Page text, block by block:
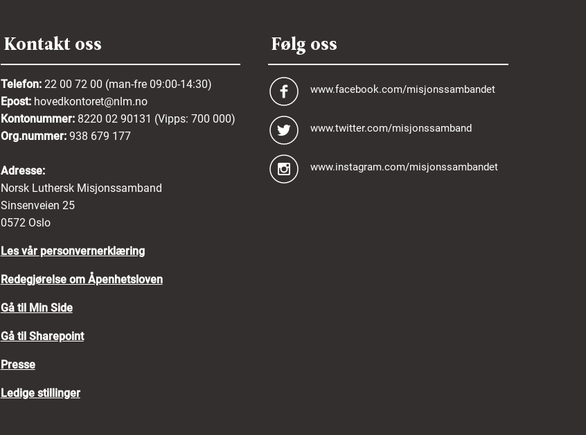
Kontakt oss
Telefon: 22 00 72 00 (man-fre 09:00-14:30)
Epost: hovedkontoret@nlm.no
Kontonummer: 8220 02 90131 (Vipps: 700 000)
Org.nummer: 938 679 177
Adresse:
Norsk Luthersk Misjonssamband
Sinsenveien 25
0572 Oslo
Les vår personvernerklæring
Redegjørelse om Åpenhetsloven
Gå til Min Side
Gå til Sharepoint
Presse
Ledige stillinger
Følg oss
www.facebook.com/misjonssambandet
www.twitter.com/misjonssamband
www.instagram.com/misjonssambandet